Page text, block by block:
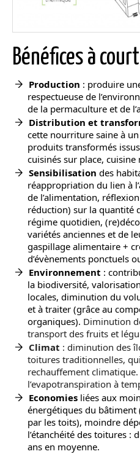
Bénéfices à
Production : produire
respectueuse de
de la permaculture et de
Distribution et
cette nourriture saine à
produits transformés
cuisinés sur place, cuisine
Sensibilisation des
réappropriation du lien à
de l’alimentation,
réduction) sur la quantité
régime quotidien,
variétés anciennes et de
gaspillage alimentaire +
d’évènements ponctuels
Environnement :
la biodiversité,
locales, diminution du
et à traiter (grâce au
organiques). Diminution
transport des fruits et
Climat : diminution des
toitures traditionnelles,
rechauffement
l’evapotranspiration à
Economies liées aux
énergétiques du bâtiment
par les toits), moindre
l’étanchéité des toitures :
ans en moyenne.